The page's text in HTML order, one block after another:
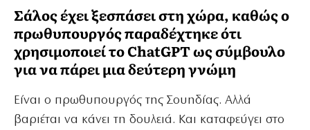
Σάλος έχει ξεσπάσει στη χώρα, καθώς ο
πρωθυπουργός παραδέχτηκε ότι
χρησιμοποιεί το ChatGPT ως σύμβουλο
για να πάρει μια δεύτερη γνώμη
Είναι ο πρωθυπουργός της Σουηδίας. Αλλά
βαριέται να κάνει τη δουλειά. Και καταφεύγει στο